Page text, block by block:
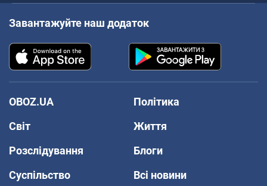
Завантажуйте наш додаток
OBOZ.UA
Політика
Світ
Життя
Розслідування
Блоги
Суспільство
Всі новини